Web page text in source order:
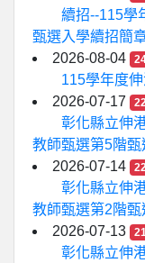
續招--115學
甄選入學續招簡
2026-08-04
115學年度
2026-07-17
彰化縣立伸
教師甄選第5階甄
2026-07-14
彰化縣立伸
教師甄選第2階甄
2026-07-13
彰化縣立伸